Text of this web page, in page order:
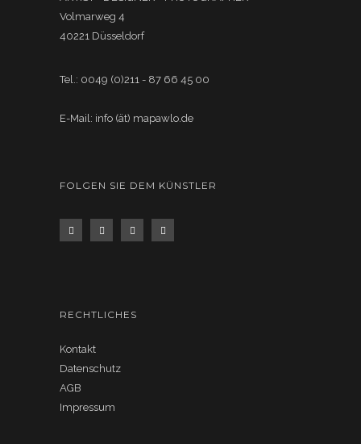
Volmarweg 4
40221 Düsseldorf
Tel.: 0049 (0)211 - 87 66 45 00
E-Mail: info (ät) mapawlo.de
FOLGEN SIE DEM KÜNSTLER
RECHTLICHES
Kontakt
Datenschutz
AGB
Impressum